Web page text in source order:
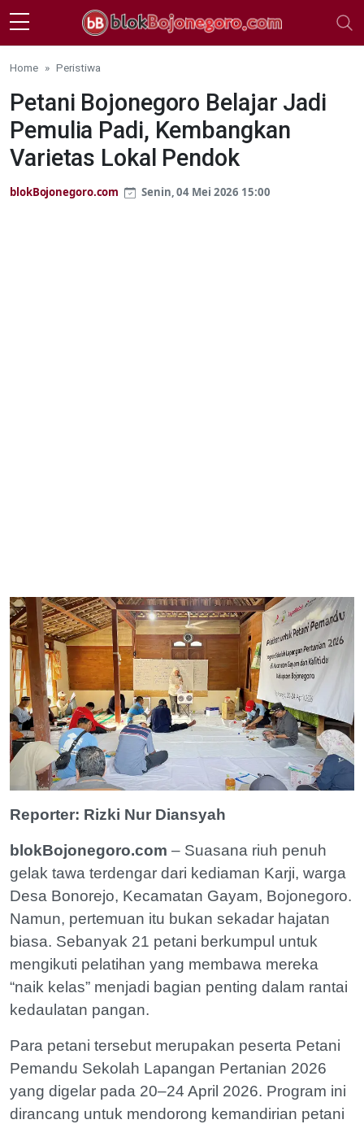
Skip to main content
Home Peristiwa
Petani Bojonegoro Belajar Jadi
Pemulia Padi, Kembangkan
Varietas Lokal Pendok
blokBojonegoro.com Senin, 04 Mei 2026 15:00
Reporter: Rizki Nur Diansyah
blokBojonegoro.com – Suasana riuh penuh
gelak tawa terdengar dari kediaman Karji, warga
Desa Bonorejo, Kecamatan Gayam, Bojonegoro.
Namun, pertemuan itu bukan sekadar hajatan
biasa. Sebanyak 21 petani berkumpul untuk
mengikuti pelatihan yang membawa mereka
“naik kelas” menjadi bagian penting dalam rantai
kedaulatan pangan.
Para petani tersebut merupakan peserta Petani
Pemandu Sekolah Lapangan Pertanian 2026
yang digelar pada 20–24 April 2026. Program ini
dirancang untuk mendorong kemandirian petani